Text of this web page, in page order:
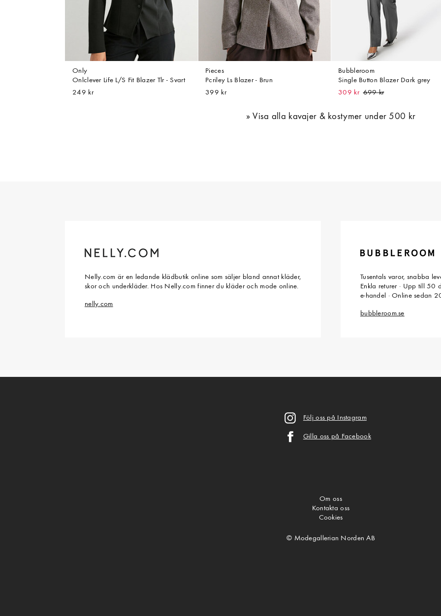
Only
Onlclever Life L/S Fit Blazer Tlr - Svart
249 kr
Pieces
Pcriley Ls Blazer - Brun
399 kr
Bubbleroom
Single Button Blazer Dark grey
309 kr
Visa alla kavajer & kostymer under 500 kr
Nelly.com är en ledande klädbutik online som säljer bland annat kläder,
skor och underkläder. Hos Nelly.com finner du kläder och mode online.
nelly.com
Tusentals varor, snabba
Enkla returer · Upp till 50
e-handel · Online sedan
bubbleroom.se
Följ oss på Instagram
Gilla oss på Facebook
Om oss
Kontakta oss
Cookies
© Modegallerian Norden AB